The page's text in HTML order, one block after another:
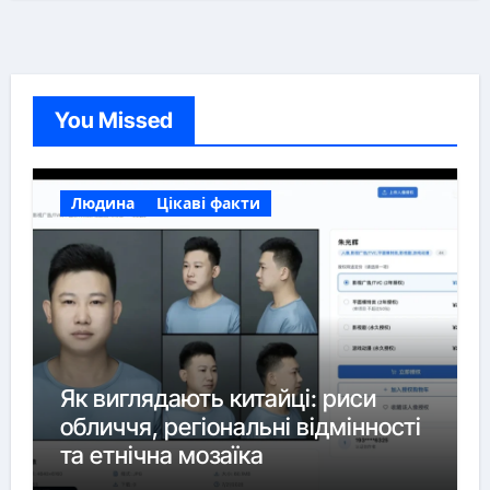
You Missed
Людина Цікаві факти
Як виглядають китайці: риси
обличчя, регіональні відмінності
та етнічна мозаїка